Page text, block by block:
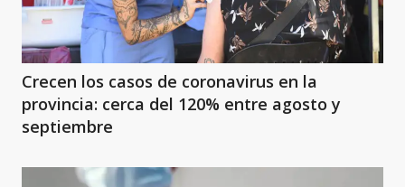
Crecen los casos de coronavirus en la
provincia: cerca del 120% entre agosto y
septiembre